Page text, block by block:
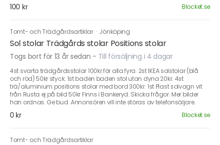
100 kr Blocket.se
Tomt- och Trädgårdsartiklar · Jönköping
Sol stolar Trädgårds stolar Positions stolar
Togs bort för 13 år sedan - Till försäljning i 4 dagar
4st svarta trädgårdsstolar 100kr för alla fyra. 2st IKEA solstolar (blå
och röd) 50kr styck. 1st baden baden stol utan dyna 20kr. 4st
trä/aluminium positions stolar med bord 300kr. 1st Plast solvagn vit
från Rusta ej på bild 50kr Finns i Bankeryd. Skicka frågor. Mer bilder
han ordnas. Ge bud. Annonsören vill inte störas av telefonsäljare.
0 kr Blocket.se
Tomt- och Trädgårdsartiklar